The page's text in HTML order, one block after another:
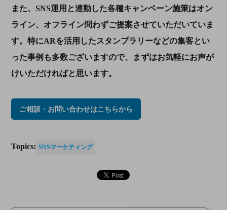
また、 SNS運用と連動した各種キャンペーン施策はオン
ライン、オフライン問わずご提案させていただいていま
す。特にARを活用したスタンプラリーなどの集客とい
った事例も多数ございますので、まずはお気軽にお声が
けいただければと思います。
ご相談・お問い合わせはこちらから
Topics: SNSマーケティング